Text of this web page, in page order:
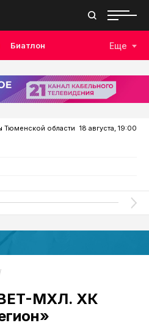
Биатлон
Плавание Дзюдо
Бокс
Еще
Тюменской области 18 августа, 19:00
МХЛ. ХК